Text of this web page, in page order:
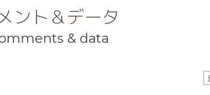
ント＆データ
& data